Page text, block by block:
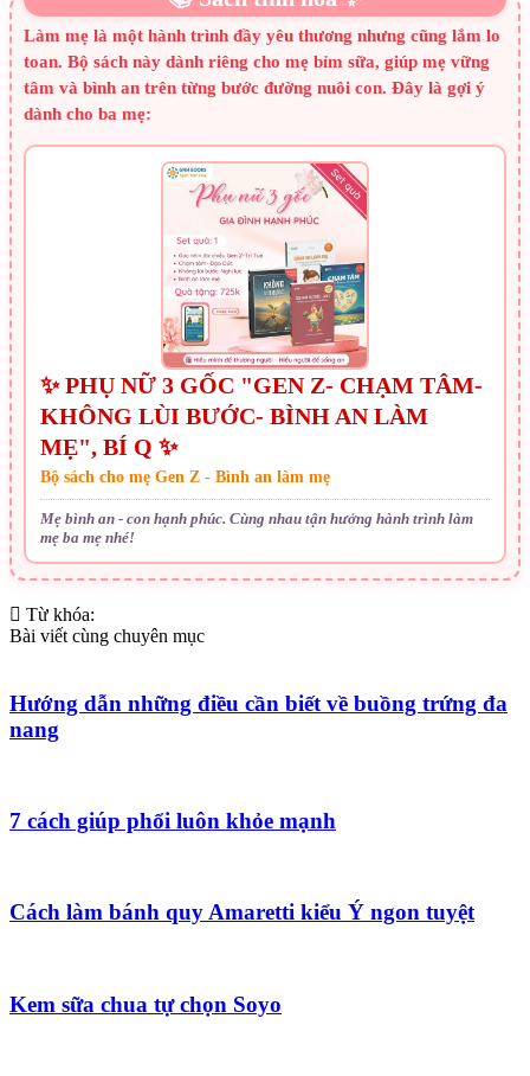
Làm mẹ là một hành trình đầy yêu thương nhưng cũng lắm lo
toan. Bộ sách này dành riêng cho mẹ bỉm sữa, giúp mẹ vững
tâm và bình an trên từng bước đường nuôi con. Đây là gợi ý
dành cho ba mẹ:
✨ PHỤ NỮ 3 GỐC "GEN Z- CHẠM TÂM-
KHÔNG LÙI BƯỚC- BÌNH AN LÀM
MẸ", BÍ Q ✨
Bộ sách cho mẹ Gen Z - Bình an làm mẹ
Mẹ bình an - con hạnh phúc. Cùng nhau tận hưởng hành trình làm
mẹ ba mẹ nhé!
Từ khóa:
Bài viết cùng chuyên mục
Hướng dẫn những điều cần biết về buồng trứng đa
nang
7 cách giúp phổi luôn khỏe mạnh
Cách làm bánh quy Amaretti kiểu Ý ngon tuyệt
Kem sữa chua tự chọn Soyo